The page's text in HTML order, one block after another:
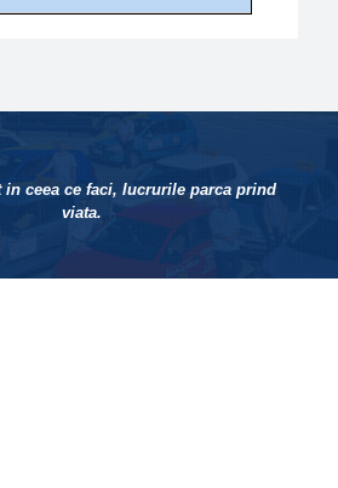
in ceea ce faci, lucrurile parca prind
viata.